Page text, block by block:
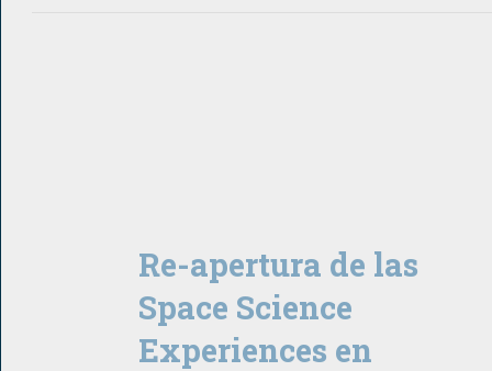
Re-apertura de las
Space Science
Experiences en